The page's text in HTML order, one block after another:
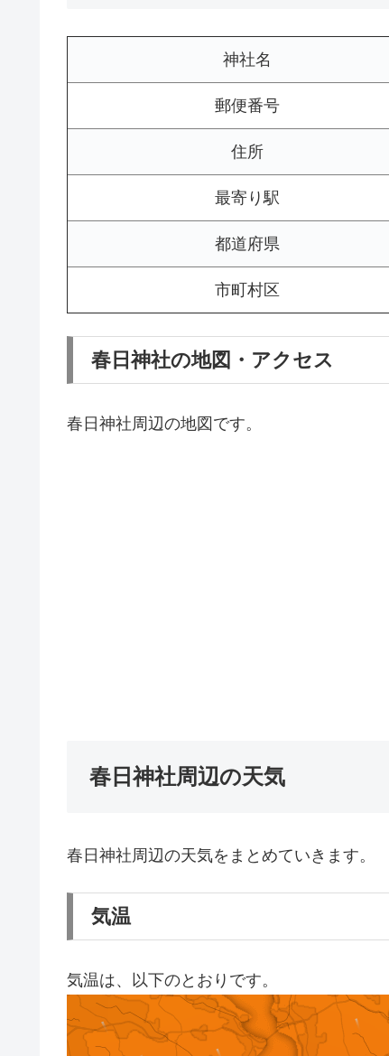
神社名
郵便番号
住所
最寄り駅
都道府県
市町村区
春日神社の地図・アクセス
春日神社周辺の地図です。
春日神社周辺の天気
春日神社周辺の天気をまとめていきます。
気温
気温は、以下のとおりです。